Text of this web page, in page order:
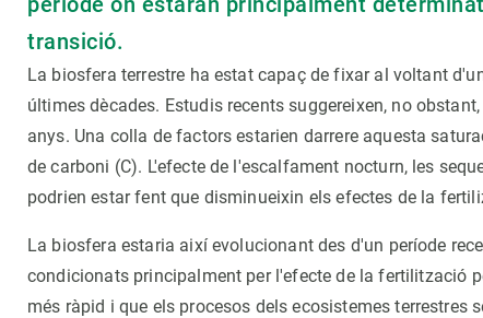
transició.
La biosfera terrestre ha estat capaç de fixar al voltant
últimes dècades. Estudis recents suggereixen, no
anys. Una colla de factors estarien darrere aquesta
de carboni (C). L'efecte de l'escalfament nocturn, les
podrien estar fent que disminueixin els efectes de la
La biosfera estaria així evolucionant des d'un període
condicionats principalment per l'efecte de la fertilització
més ràpid i que els procesos dels ecosistemes